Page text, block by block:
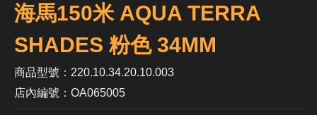
海馬150米 AQUA TERRA
SHADES 粉色 34MM
商品型號：220.10.34.20.10.003
店內編號：OA065005